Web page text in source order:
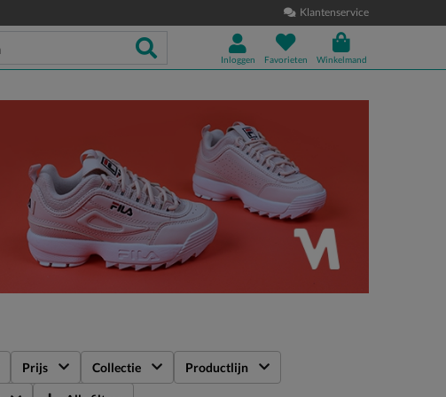
Klantenservice
Inloggen Favorieten Winkelmand
Prijs Collectie Productlijn